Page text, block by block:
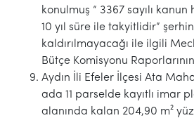
konulmuş “ 3367 sayılı
10 yıl süre ile takyitlidir”
kaldırılmayacağı ile ilgili
Bütçe Komisyonu
Aydın İli Efeler İlçesi Ata
ada 11 parselde kayıtlı imar
alanında kalan 204,90 m²